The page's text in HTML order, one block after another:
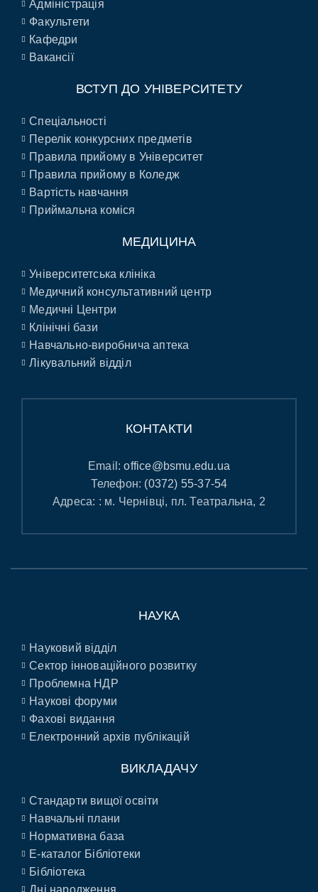
Адміністрація
Факультети
Кафедри
Вакансії
ВСТУП ДО УНІВЕРСИТЕТУ
Спеціальності
Перелік конкурсних предметів
Правила прийому в Університет
Правила прийому в Коледж
Вартість навчання
Приймальна коміся
МЕДИЦИНА
Університетська клініка
Медичний консультативний центр
Медичні Центри
Клінічні бази
Навчально-виробнича аптека
Лікувальний відділ
КОНТАКТИ
Email:office@bsmu.edu.ua
Телефон: (0372) 55-37-54
Адреса: : м. Чернівці, пл. Театральна, 2
НАУКА
Науковий відділ
Сектор інноваційного розвитку
Проблемна НДР
Наукові форуми
Фахові видання
Електронний архів публікацій
ВИКЛАДАЧУ
Стандарти вищої освіти
Навчальні плани
Нормативна база
E-каталог Бібліотеки
Бібліотека
Дні народження